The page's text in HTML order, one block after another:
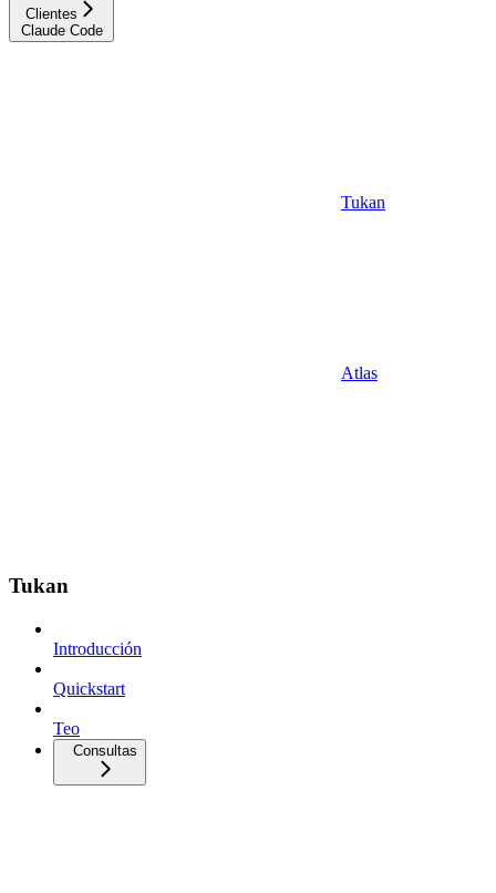
Clientes
Claude Code
Tukan
Atlas
Tukan
Introducción
Quickstart
Teo
Consultas